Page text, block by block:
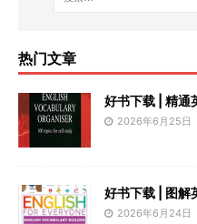
热门文章
好书下载 | 精通
2026年6月25日
好书下载 | 图解
2026年6月24日